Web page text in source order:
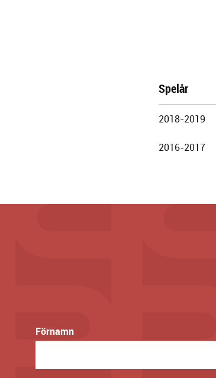
Göteborgs
Spelår
2018-2019
2016-2017
Förnamn